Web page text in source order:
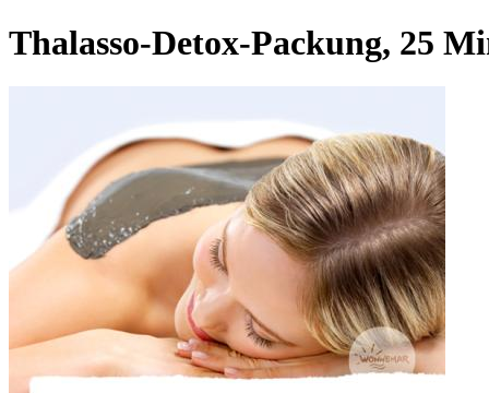
Thalasso-Detox-Packung, 25